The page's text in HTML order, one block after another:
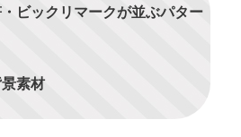
ビックリマークが並ぶパター
素材